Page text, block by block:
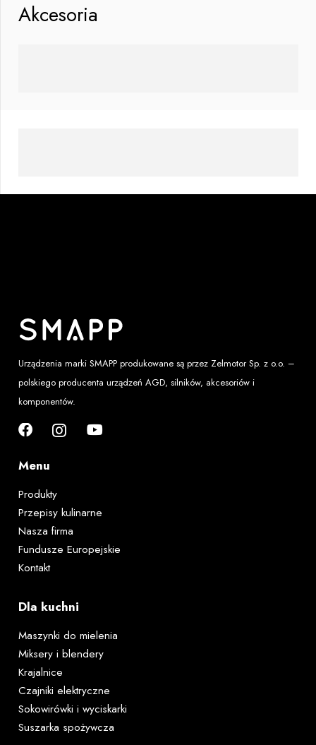
Akcesoria
Urządzenia marki SMAPP produkowane są przez Zelmotor Sp. z o.o. –
polskiego producenta urządzeń AGD, silników, akcesoriów i
komponentów.
Menu
Produkty
Przepisy kulinarne
Nasza firma
Fundusze Europejskie
Kontakt
Dla kuchni
Maszynki do mielenia
Miksery i blendery
Krajalnice
Czajniki elektryczne
Sokowirówki i wyciskarki
Suszarka spożywcza